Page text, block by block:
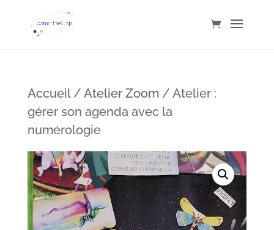
Accueil/ Atelier Zoom/ Atelier :
gérer son agenda avec la
numérologie